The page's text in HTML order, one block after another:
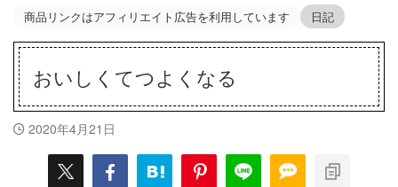
商品リンクはアフィリエイト広告を利用しています 日記
おいしくてつよくなる
2020年4月21日